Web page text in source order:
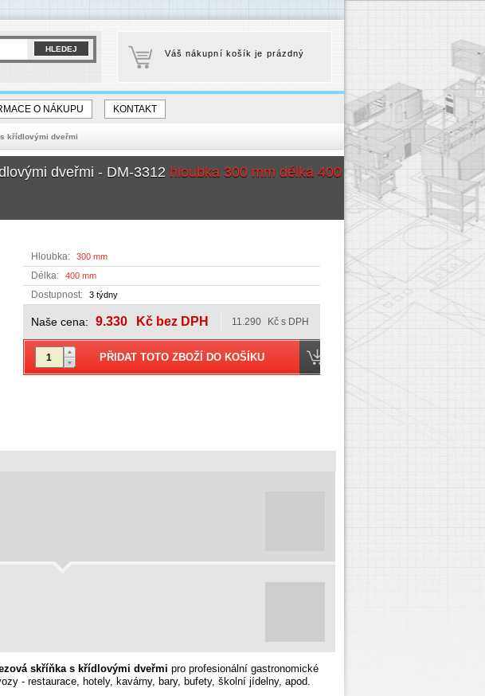
O NÁKUPU KONTAKT
křídlovými dveřmi
dveřmi - DM-3312 hloubka 300 mm délka 400
Hloubka: 300 mm
Délka: 400 mm
Dostupnost: 3 týdny
Naše cena: 9.330 Kč bez DPH 11.290 Kč s DPH
skříňka s křídlovými dveřmi pro profesionální gastronomické
- restaurace, hotely, kavárny, bary, bufety, školní jídelny, apod.
Váš nákupní košík je prázdný